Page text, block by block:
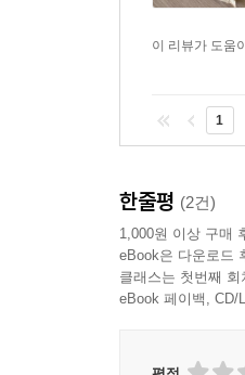
이 리뷰가 도움
1
한줄평 (2건)
1,000원 이상 구매
eBook은 다운로드
클래스는 첫번째
eBook 페이백, CD/